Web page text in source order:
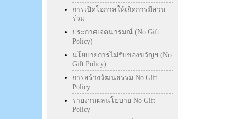
การเปิดโอกาสให้เกิดการมีส่วน
ร่วม
ประกาศเจตนารมณ์ (No Gift
Policy)
นโยบายการไม่รับของขวัญฯ (No
Gift Policy)
การสร้างวัฒนธรรม No Gift
Policy
รายงานผลนโยบาย No Gift
Policy